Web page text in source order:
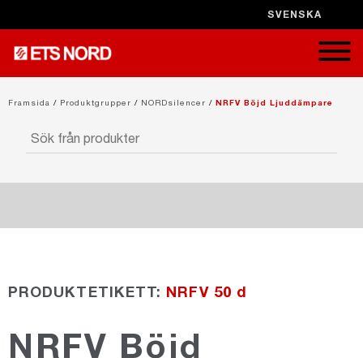
SVENSKA
Framsida / Produktgrupper / NORDsilencer / NRFV Böjd Ljuddämpare
PRODUKTETIKETT: NRFV 50 d
NRFV Böjd